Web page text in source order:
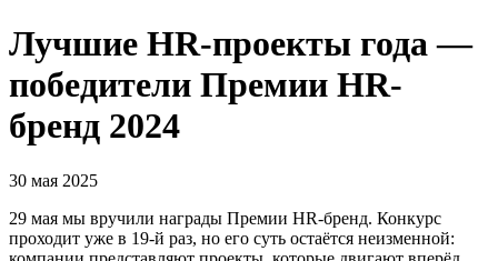
Лучшие HR-проекты года —
победители Премии HR-
бренд 2024
30 мая 2025
29 мая мы вручили награды Премии HR-бренд. Конкурс
проходит уже в 19-й раз, но его суть остаётся неизменной: